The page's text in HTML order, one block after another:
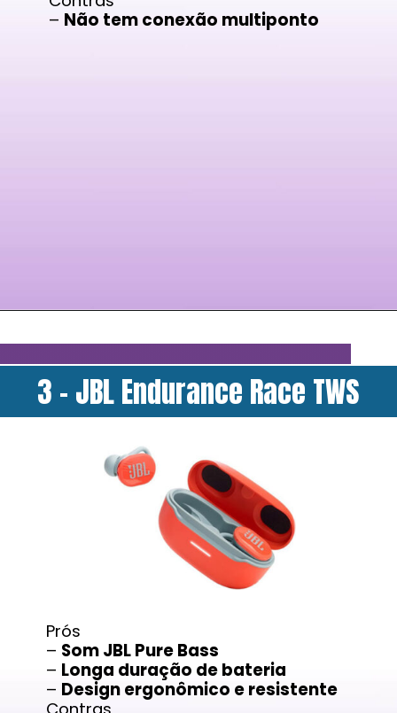
– Não tem conexão multiponto
3 - JBL Endurance Race TWS
Prós
– Som JBL Pure Bass
– Longa duração de bateria
– Design ergonômico e resistente